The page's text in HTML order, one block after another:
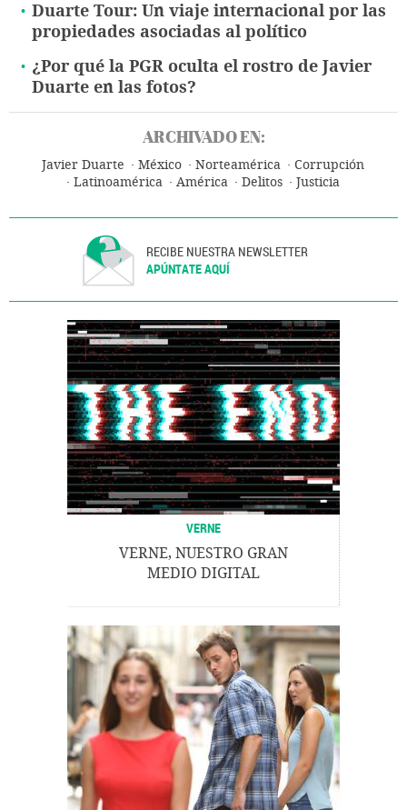
Duarte Tour: Un viaje internacional por las
propiedades asociadas al político
¿Por qué la PGR oculta el rostro de Javier
Duarte en las fotos?
ARCHIVADO EN:
Javier Duarte México Norteamérica
Corrupción
Latinoamérica
América Delitos Justicia
RECIBE NUESTRA NEWSLETTER
APÚNTATE AQUÍ
VERNE
VERNE, NUESTRO GRAN
MEDIO DIGITAL